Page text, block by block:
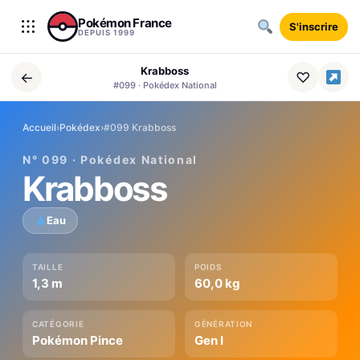
Aller au contenu
Pokémon France
DEPUIS 1999 S'inscrire
← Krabboss
#099 · Pokédex National ♡
Accueil›Pokédex›#099 Krabboss
N° 099 · Pokédex National
Krabboss
Eau
TAILLE
1,3 m
POIDS
60,0 kg
CATÉGORIE
Pokémon Pince
GÉNÉRATION
Gen I